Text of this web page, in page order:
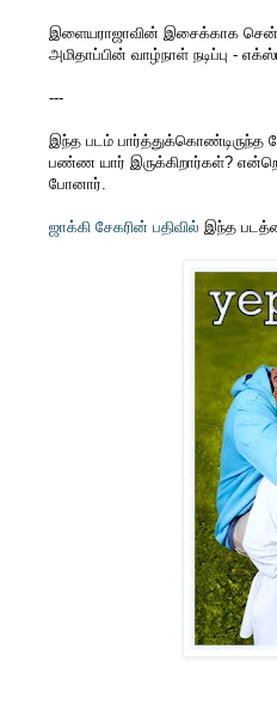
இளையராஜாவின் இசைக்காக
அமிதாப்பின் வாழ்நாள் நடிப்பு -
---
இந்த படம் பார்த்துக்கொண்டிருந்த
பண்ண யார் இருக்கிறார்கள்?
போனார்.
ஜாக்கி சேகரின் பதிவில் இந்த